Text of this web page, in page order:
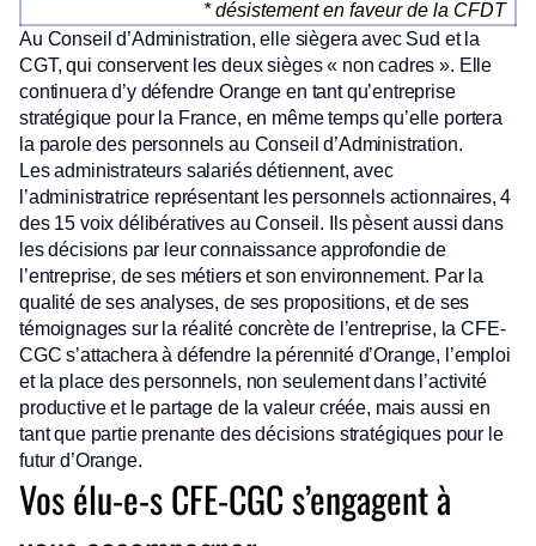
* désistement en faveur de la CFDT
Au Conseil d’Administration, elle siègera avec Sud et la
CGT, qui conservent les deux sièges « non cadres ». Elle
continuera d’y défendre Orange en tant qu’entreprise
stratégique pour la France, en même temps qu’elle portera
la parole des personnels au Conseil d’Administration.
Les administrateurs salariés détiennent, avec
l’administratrice représentant les personnels actionnaires, 4
des 15 voix délibératives au Conseil. Ils pèsent aussi dans
les décisions par leur connaissance approfondie de
l’entreprise, de ses métiers et son environnement. Par la
qualité de ses analyses, de ses propositions, et de ses
témoignages sur la réalité concrète de l’entreprise, la CFE-
CGC s’attachera à défendre la pérennité d’Orange, l’emploi
et la place des personnels, non seulement dans l’activité
productive et le partage de la valeur créée, mais aussi en
tant que partie prenante des décisions stratégiques pour le
futur d’Orange.
Vos élu-e-s CFE-CGC s’engagent à